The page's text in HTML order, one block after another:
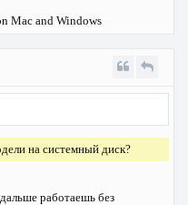
Mac and Windows
на системный диск?
работаешь без